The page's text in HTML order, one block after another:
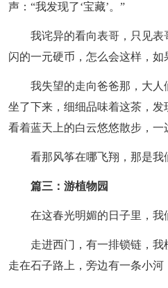
声：“我发现了‘宝藏’。”
我诧异的看向表哥，只见
闪的一元硬币，怎么会这样，如
我失望的走向爸爸那，大
坐了下来，细细品味着这茶，
看着蓝天上的白云悠悠散步，一
看那风筝在哪飞翔，那是我
篇三：游植物园
在这春光明媚的日子里，我
走进西门，有一排锁链，
走在石子路上，旁边有一条小河